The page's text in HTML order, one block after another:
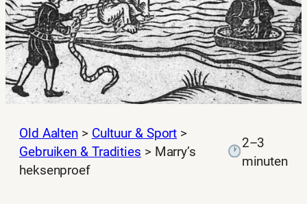
Old Aalten > Cultuur & Sport >
Gebruiken & Tradities > Marry’s
heksenproef
2–3
minuten